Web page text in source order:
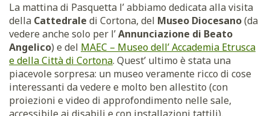
La mattina di Pasquetta l’ abbiamo dedicata alla visita
della Cattedrale di Cortona, del Museo Diocesano(da
vedere anche solo per l’Annunciazione di Beato
Angelico) e del MAEC – Museo dell’ Accademia Etrusca
e della Città di Cortona. Quest’ ultimo è stata una
piacevole sorpresa: un museo veramente ricco di cose
interessanti da vedere e molto ben allestito (con
proiezioni e video di approfondimento nelle sale,